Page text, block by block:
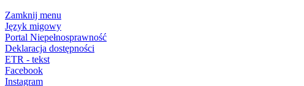
Zamknij menu
Język migowy
Portal Niepełnosprawność
Deklaracja dostępności
ETR - tekst
Facebook
Instagram